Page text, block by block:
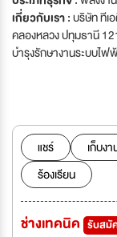
เกี่ยวกับเรา :บริษัท ทีเ
คลองหลวง ปทุมธานี
บำรุงรักษางานระบบไฟ
แชร์ เก็บง
ร้องเรียน
ช่างเทคนิค รับสมั